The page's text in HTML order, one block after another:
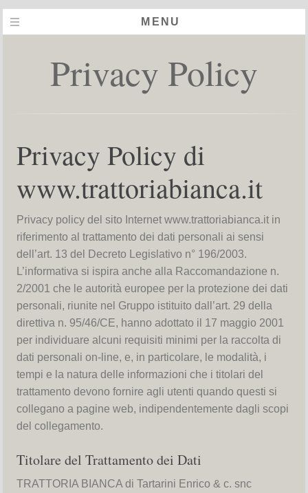
MENU
Privacy Policy
Privacy Policy di
www.trattoriabianca.it
Privacy policy del sito Internet www.trattoriabianca.it in
riferimento al trattamento dei dati personali ai sensi
dell’art. 13 del Decreto Legislativo n° 196/2003.
L’informativa si ispira anche alla Raccomandazione n.
2/2001 che le autorità europee per la protezione dei dati
personali, riunite nel Gruppo istituito dall’art. 29 della
direttiva n. 95/46/CE, hanno adottato il 17 maggio 2001
per individuare alcuni requisiti minimi per la raccolta di
dati personali on-line, e, in particolare, le modalità, i
tempi e la natura delle informazioni che i titolari del
trattamento devono fornire agli utenti quando questi si
collegano a pagine web, indipendentemente dagli scopi
del collegamento.
Titolare del Trattamento dei Dati
TRATTORIA BIANCA di Tartarini Enrico & c. snc